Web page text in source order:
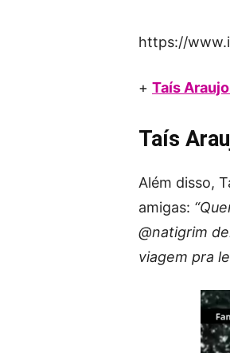
https://
+ Taís
Taís
Além disso,
amigas:
@natigrim
viagem pra